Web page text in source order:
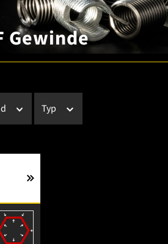
Gewinde
Typ